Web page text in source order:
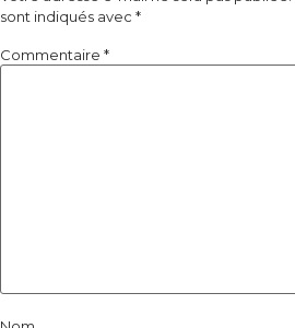
sont indiqués avec *
Commentaire *